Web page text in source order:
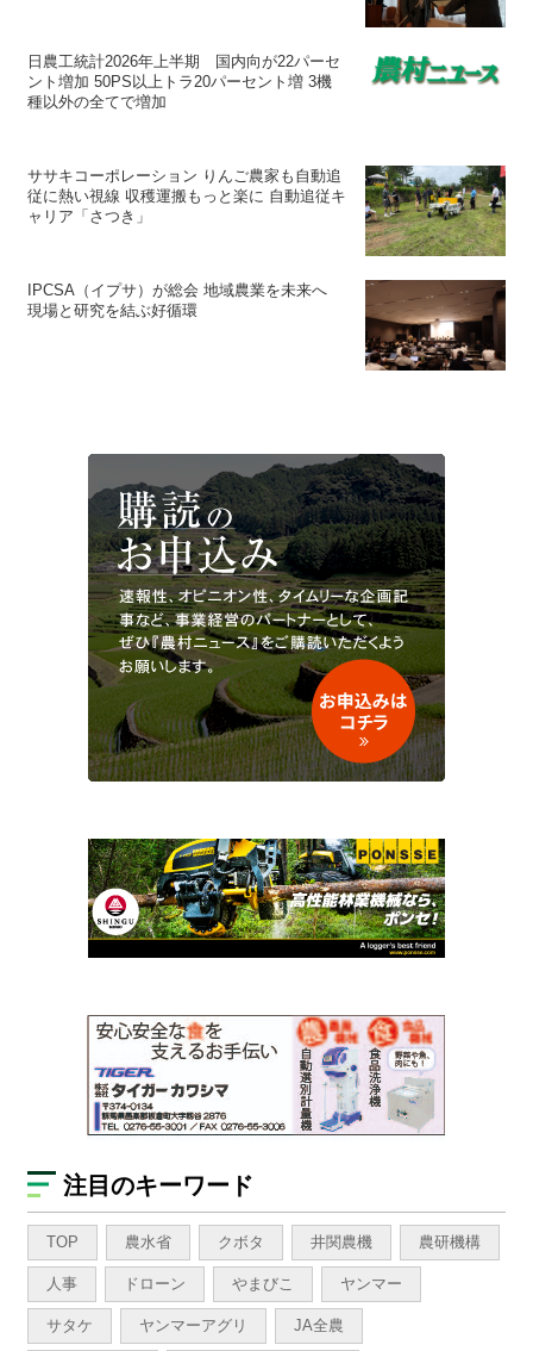
日農工統計2026年上半期 国内向が22パーセ
ント増加 50PS以上トラ20パーセント増 3機
種以外の全てで増加
ササキコーポレーション りんご農家も自動追
従に熱い視線 収穫運搬もっと楽に 自動追従キ
ャリア「さつき」
IPCSA（イプサ）が総会 地域農業を未来へ
現場と研究を結ぶ好循環
注目のキーワード
TOP 農水省 クボタ 井関農機 農研機構
人事 ドローン やまびこ ヤンマー
サタケ ヤンマーアグリ JA全農